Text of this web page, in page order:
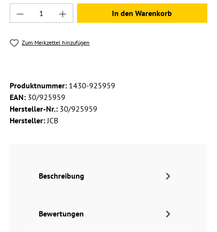
Produkt Anzahl: Gib den gewünschten
In den Warenkorb
Zum Merkzettel hinzufügen
Produktnummer: 1430-925959
EAN: 30/925959
Hersteller-Nr.: 30/925959
Hersteller:JCB
Beschreibung
Bewertungen